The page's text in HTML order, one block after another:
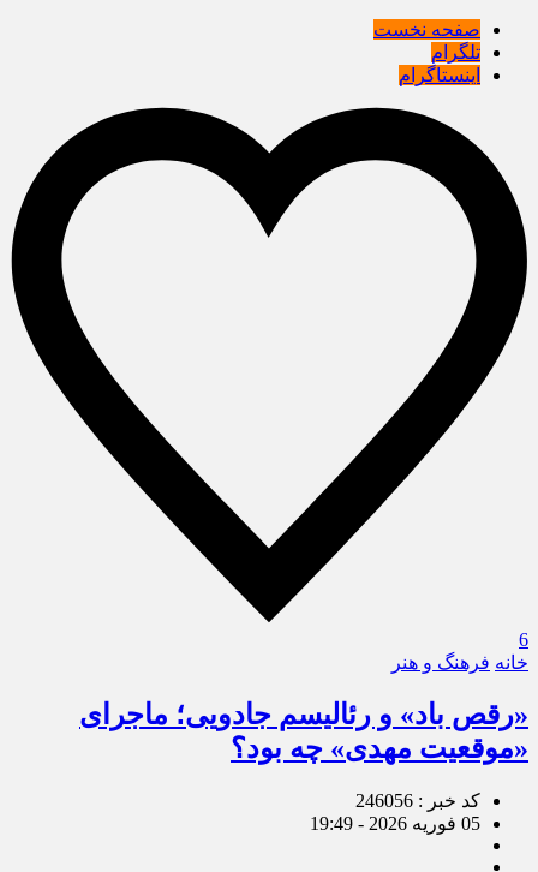
صفحه نخست
تلگرام
اینستاگرام
6
خانه فرهنگ و هنر
«رقص باد» و رئالیسم جادویی؛ ماجرای
«موقعیت مهدی» چه بود؟
کد خبر : 246056
05 فوریه 2026 - 19:49